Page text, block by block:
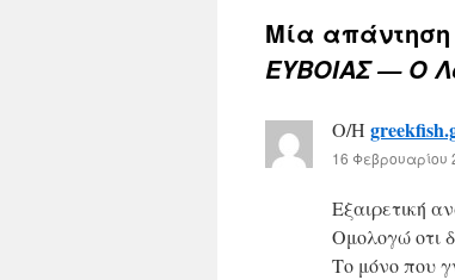
Μία απάντηση
ΕΥΒΟΙΑΣ — Ο
Ο/Η
16 Φεβρουαρίου
Εξαιρετική
Ομολογώ οτι
Το μόνο που